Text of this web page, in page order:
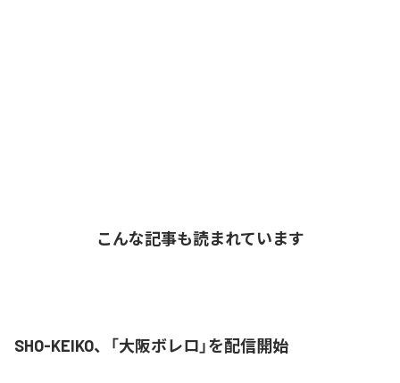
こんな記事も読まれています
SHO-KEIKO、「大阪ボレロ」を配信開始